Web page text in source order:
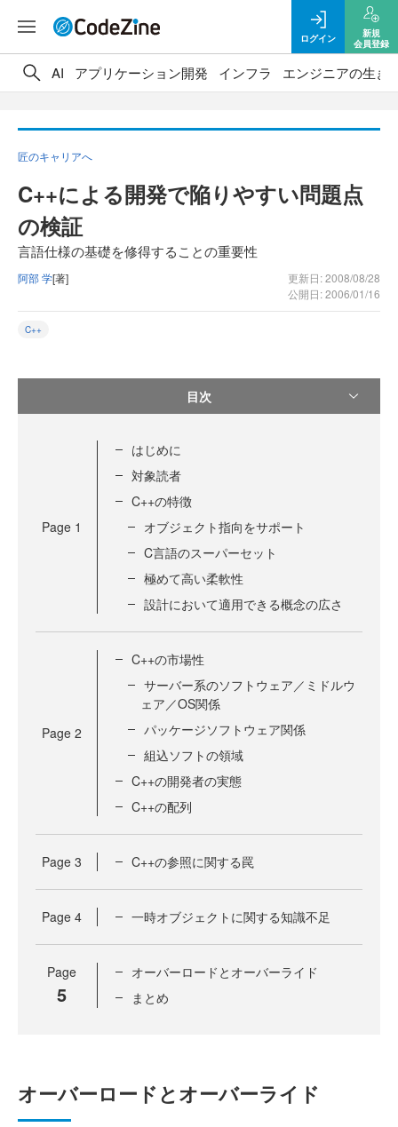
ログイン
新規
会員登録
AI アプリケーション開発 インフラ エンジニアの生き
匠のキャリアへ
C++による開発で陥りやすい問題点
の検証
言語仕様の基礎を修得することの重要性
阿部 学[著]
更新日: 2008/08/28
公開日: 2006/01/16
C++
目次
Page 1
はじめに
対象読者
C++の特徴
オブジェクト指向をサポート
C言語のスーパーセット
極めて高い柔軟性
設計において適用できる概念の広さ
Page 2
C++の市場性
サーバー系のソフトウェア／ミドルウ
ェア／OS関係
パッケージソフトウェア関係
組込ソフトの領域
C++の開発者の実態
C++の配列
Page 3 C++の参照に関する罠
Page 4 一時オブジェクトに関する知識不足
Page
5
オーバーロードとオーバーライド
まとめ
オーバーロードとオーバーライド